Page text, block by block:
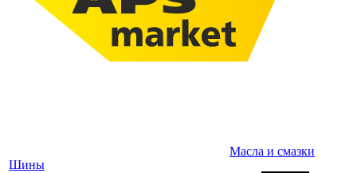
Шины
Масла и смазки